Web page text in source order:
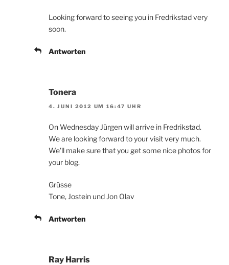
Looking forward to seeing you in Fredrikstad very
soon.
Antworten
Tonera
4. JUNI 2012 UM 16:47 UHR
On Wednesday Jürgen will arrive in Fredrikstad.
We are looking forward to your visit very much.
We’ll make sure that you get some nice photos for
your blog.
Grüsse
Tone, Jostein und Jon Olav
Antworten
Ray Harris